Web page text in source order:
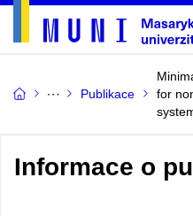
Publikace
for
Informace o